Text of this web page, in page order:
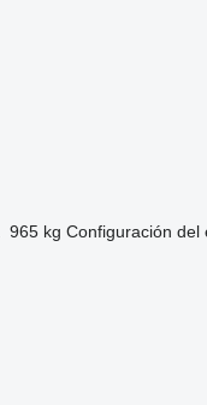
965 kg Configuración del